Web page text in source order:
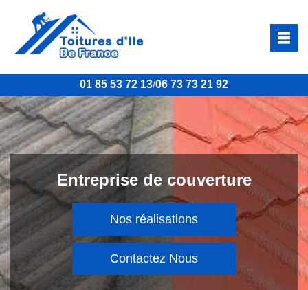
01 85 53 72 13/06 73 73 21 92
Entreprise de couverture
Nos réalisations
Contactez Nous